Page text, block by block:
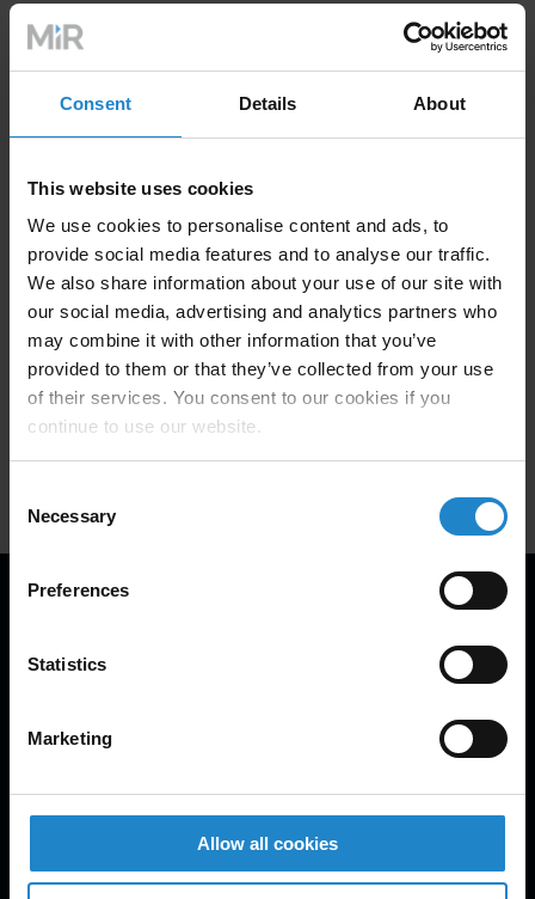
Consent Details About
This website uses cookies
We use cookies to personalise content and ads, to
provide social media features and to analyse our traffic.
We also share information about your use of our site with
our social media, advertising and analytics partners who
may combine it with other information that you’ve
provided to them or that they’ve collected from your use
of their services. You consent to our cookies if you
continue to use our website.
Selection
Necessary
Preferences
Statistics
Marketing
Allow all cookies
Zoptymalizowane przepływy pracy w
logistyce
MiR250 Hook porusza się autonomicznie; dzięki
wbudowanym czujnikom, kamerom i
za nim może bezpiecznie manewrować wokół ludzi i
przeszkód w dynamicznych środowiskach. MiR250
Hook bezpiecznie i wydajnie porusza się z prędkością
do 4,5 mil na godzinę (2 metry na sekundę). Szybkość,
duża ładowność i elastyczność oferowane przez
MiR250 Hook umożliwiają firmom optymalizację
przepływów pracy, które do tej pory były trudne do
zautomatyzowania, co prowadzi do znacznego
wzrostu wydajności.
Znajdź zwrot z inwestycji
Obniż koszty, usprawnij łańcuchy dostaw, zwiększ
atrakcyjne miejsce pracy i szybko reaguj na
zapotrzebowanie rynku.